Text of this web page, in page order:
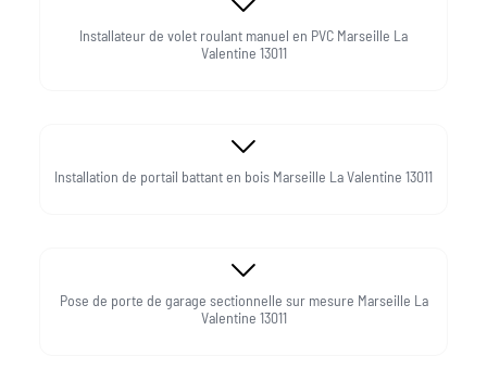
Installateur de volet roulant manuel en PVC Marseille La
Valentine 13011
Installation de portail battant en bois Marseille La Valentine 13011
Pose de porte de garage sectionnelle sur mesure Marseille La
Valentine 13011